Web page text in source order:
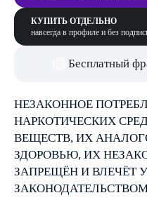
КУПИТЬ ОТДЕЛЬНО
навсегда в профиле и без
Бесплатный
НЕЗАКОННОЕ
НАРКОТИЧЕСКИХ
ВЕЩЕСТВ, ИХ
ЗДОРОВЬЮ, ИХ
ЗАПРЕЩЁН И ВЛЕЧЁТ